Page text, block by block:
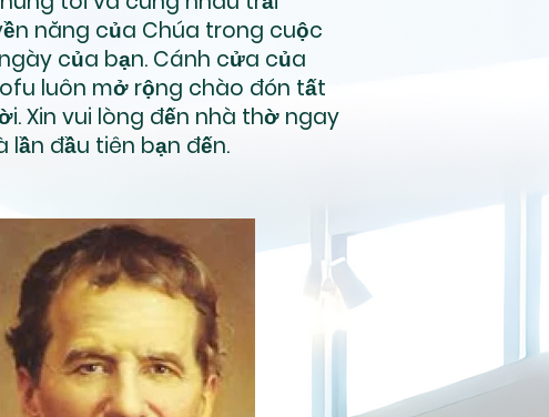
năng của Chúa trong cuộc
của bạn. Cánh cửa của
luôn mở rộng chào đón tất
Xin vui lòng đến nhà thờ ngay
lần đầu tiên bạn đến.